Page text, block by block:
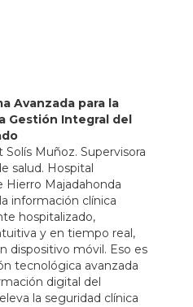
Avanzada para la
Gestión Integral del
Muñoz. Supervisora
salud. Hospital
Hierro Majadahonda
información clínica
hospitalizado,
y en tiempo real,
dispositivo móvil. Eso es
tecnológica avanzada
digital del
la seguridad clínica